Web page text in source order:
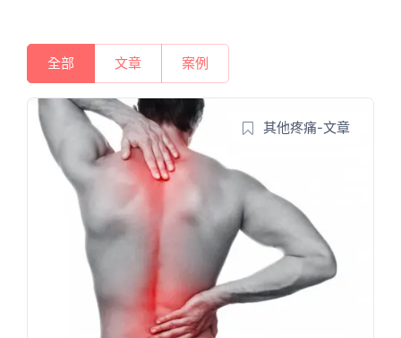
全部 文章 案例
其他疼痛-文章